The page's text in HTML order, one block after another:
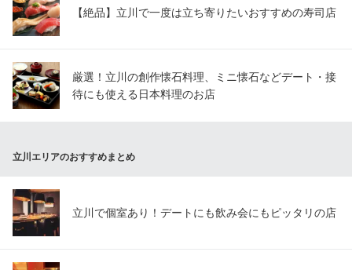
多摩モノレール立川北駅 徒歩2分
東京都立川市曙町2-3-1 バールイン藤堂B1
【絶品】立川で一度は立ち寄りたいおすすめの寿司店
厳選！立川の創作懐石料理、ミニ懐石などデート・接
待にも使える日本料理のお店
立川エリアのおすすめまとめ
立川で個室あり！デートにも飲み会にもピッタリの店